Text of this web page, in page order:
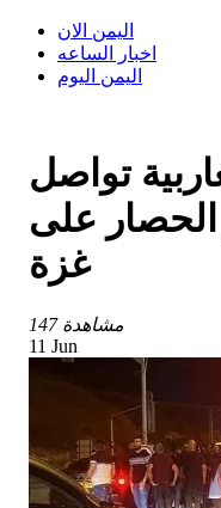
اليمن الان
اخبار الساعه
اليمن اليوم
تواصل
على
غزة
147 مشاهدة
11 Jun